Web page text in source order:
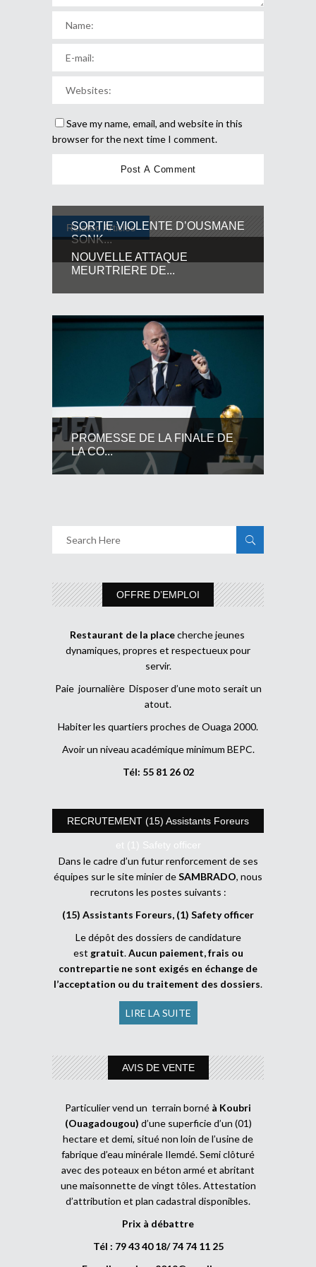
Save my name, email, and website in this
browser for the next time I comment.
Related Articles
SORTIE VIOLENTE D’OUSMANE
SONK...
NOUVELLE ATTAQUE
MEURTRIERE DE...
PROMESSE DE LA FINALE DE
LA CO...
OFFRE D’EMPLOI
Restaurant de la placecherche jeunes
dynamiques, propres et respectueux pour
servir.
Paie journalière Disposer d’une moto serait un
atout.
Habiter les quartiers proches de Ouaga 2000.
Avoir un niveau académique minimum BEPC.
Tél: 55 81 26 02
RECRUTEMENT (15) Assistants Foreurs
et (1) Safety officer
Dans le cadre d’un futur renforcement de ses
équipes sur le site minier deSAMBRADO, nous
recrutons les postes suivants :
(15) Assistants Foreurs, (1) Safety officer
Le dépôt des dossiers de candidature
est gratuit.Aucun paiement, frais ou
contrepartie ne sont exigés en échange de
l’acceptation ou du traitement des dossiers.
LIRE LA SUITE
AVIS DE VENTE
Particulier vend un terrain borné à Koubri
(Ouagadougou) d’une superficie d’un (01)
hectare et demi, situé non loin de l’usine de
fabrique d’eau minérale Ilemdé. Semi clôturé
avec des poteaux en béton armé et abritant
une maisonnette de vingt tôles. Attestation
d’attribution et plan cadastral disponibles.
Prix à débattre
Tél : 79 43 40 18/ 74 74 11 25